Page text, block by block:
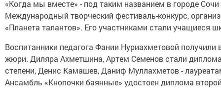
«Когда мы вместе» - под таким названием в городе
Международный творческий фестиваль-конкурс,
«Планета талантов». Его участниками стали учащиеся
Воспитанники педагога Фании Нуриахметовой получили
жюри. Диляра Ахметшина, Артем Семенов стали
степени, Денис Камашев, Даниф Муллахметов -
Ансамбль «Кнопочки баянные» удостоен диплома